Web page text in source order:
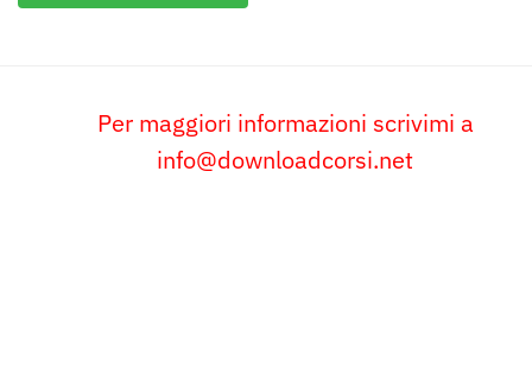
era:
è:
Per maggiori informazioni scrivimi a
info@downloadcorsi.net